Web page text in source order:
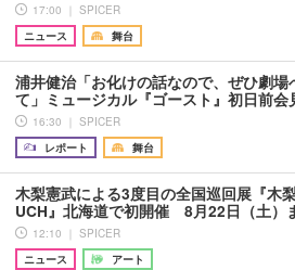
17:00 ｜ SPICER
ニュース
舞台
浦井健治「お化けの話なので、ぜひ劇場
て」ミュージカル『ゴースト』初日前会
16:30 ｜ SPICER
レポート
舞台
木梨憲武による3度目の全国巡回展『木
UCH』北海道で初開催 8月22日（土）
12:10 ｜ SPICER
ニュース
アート